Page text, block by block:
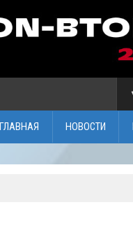
ГЛАВНАЯ НОВОСТИ